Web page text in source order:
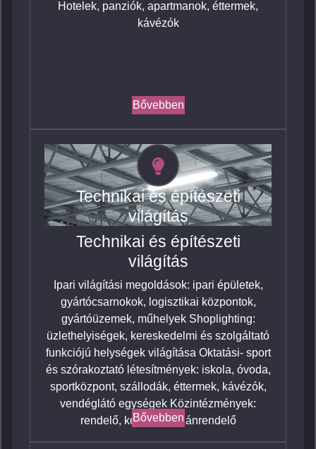
Hotelek, panziók, apartmanok, éttermek,
kávézók
Bővebben
Technikai és építészeti
világítás
Technikai és építészeti
világítás
Ipari világítási megoldások: ipari épületek,
gyártócsarnokok, logisztikai központok,
gyártóüzemek, műhelyek Shoplighting:
üzlethelyiségek, kereskedelmi és szolgáltató
funkciójú helységek világítása Oktatási- sport
és szórakoztató létesítmények: iskola, óvoda,
sportközpont, szállodák, éttermek, kávézók,
vendéglátó egységek Közintézmények:
rendelő, kórház, magánrendelő
Bővebben